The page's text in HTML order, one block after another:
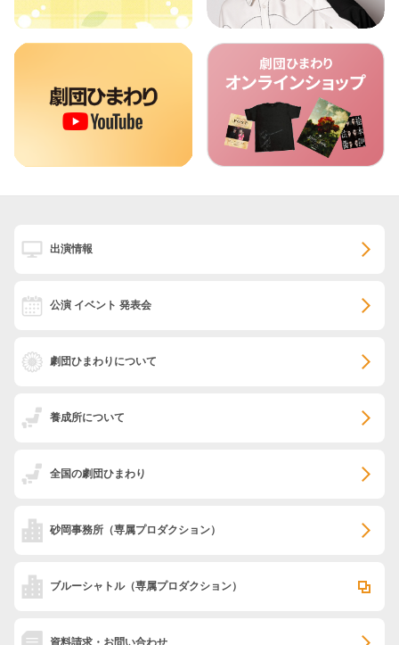
出演情報
公演 イベント 発表会
劇団ひまわりについて
養成所について
全国の劇団ひまわり
砂岡事務所 （専属プロダクション）
ブルーシャトル（専属プロダクション）